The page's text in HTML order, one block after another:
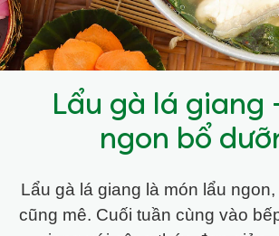
Lẩu gà lá giang
ngon bổ
Lẩu gà lá giang là món lẩu
cũng mê. Cuối tuần cùng vào